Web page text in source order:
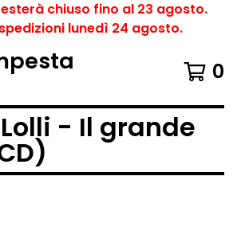
chiuso fino al 23 agosto.
lunedì 24 agosto.
0
- Il grande